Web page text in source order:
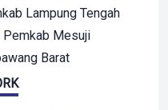
Lampung Tengah
Pemkab Mesuji
Barat